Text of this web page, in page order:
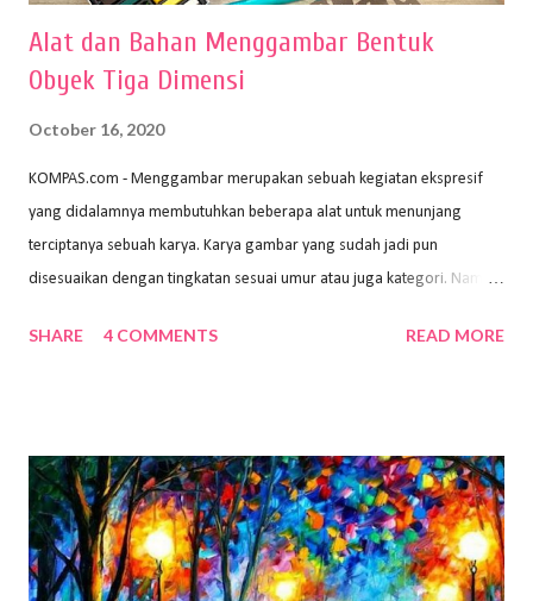
Alat dan Bahan Menggambar Bentuk
Obyek Tiga Dimensi
October 16, 2020
KOMPAS.com - Menggambar merupakan sebuah kegiatan ekspresif
yang didalamnya membutuhkan beberapa alat untuk menunjang
terciptanya sebuah karya. Karya gambar yang sudah jadi pun
disesuaikan dengan tingkatan sesuai umur atau juga kategori. Namun,
sehingga hasilnya bisa dilihat. Peran alat dan bahan sangat
memiliki spesifikasi berbeda sesuai jenisnya. Berikut peralatan
menggambar bentuk: 1. Kertas Gambar Kegiatan menggambar
membutuhkan kertas yang baik agar proses pembuatan gambar lebih
nyaman dan maksimal. Bahan kertas yang baik salah satu syaratnya
SHARE 4 COMMENTS READ MORE